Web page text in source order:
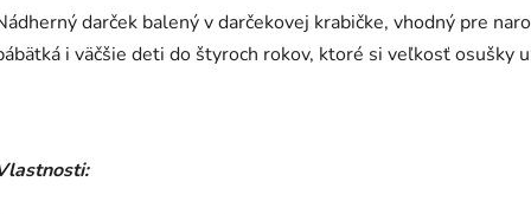
darček balený v darčekovej krabičke, vhodný pre
i väčšie deti do štyroch rokov, ktoré si veľkosť osušky